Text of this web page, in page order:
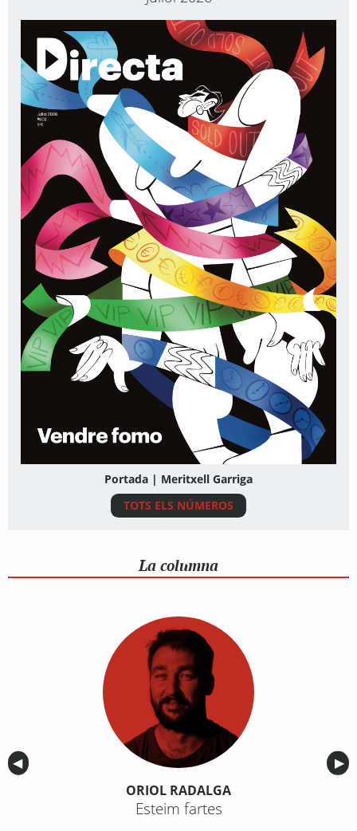
Portada | Meritxell Garriga
TOTS ELS NÚMEROS
La columna
Anterior
◀︎ ▶︎
ORIOL RADALGA
Esteim fartes